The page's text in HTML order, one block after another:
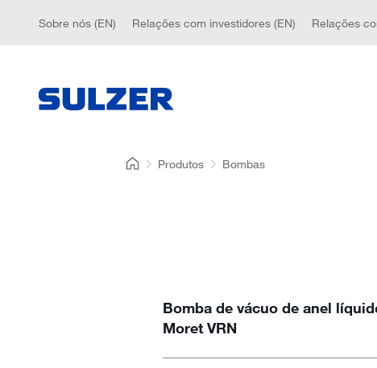
Sobre nós (EN) Relações com investidores (EN) Relações
Produtos Bombas
Bomba de vácuo de anel
Moret VRN